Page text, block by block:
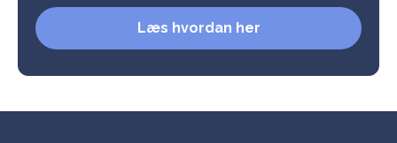
Læs hvordan her